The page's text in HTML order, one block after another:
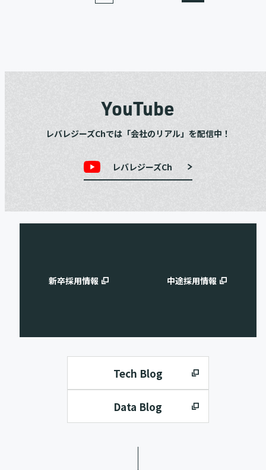
YouTube
レバレジーズChでは「会社のリアル」を配信中！
レバレジーズCh
新卒採用情報 中途採用情報
Tech Blog
Data Blog